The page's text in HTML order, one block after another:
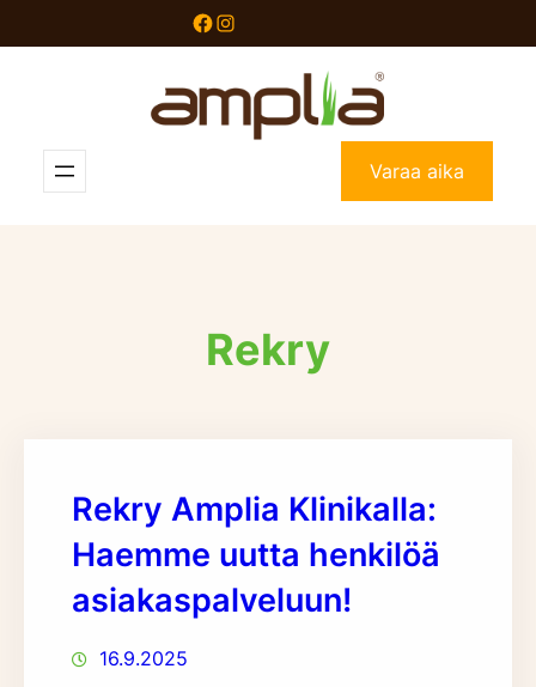
sisältöön
Facebook
Instagram
Varaa aika
Rekry
Rekry Amplia Klinikalla:
Haemme uutta henkilöä
asiakaspalveluun!
16.9.2025